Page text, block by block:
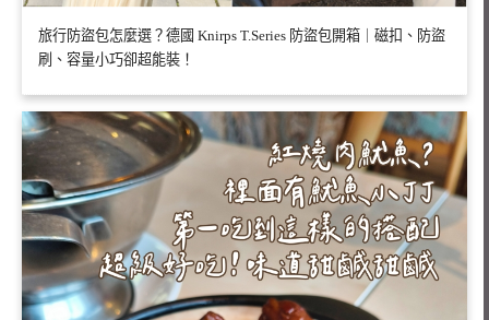
旅行防盜包怎麼選？德國 Knirps T.Series 防盜包開箱｜磁扣、防盜
刷、容量小巧卻超能裝！